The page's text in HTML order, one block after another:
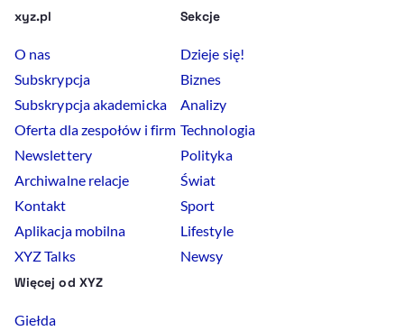
xyz.pl
O nas
Subskrypcja
Subskrypcja akademicka
Oferta dla zespołów i firm
Newslettery
Archiwalne relacje
Kontakt
Aplikacja mobilna
XYZ Talks
Sekcje
Dzieje się!
Biznes
Analizy
Technologia
Polityka
Świat
Sport
Lifestyle
Newsy
Więcej od XYZ
Giełda